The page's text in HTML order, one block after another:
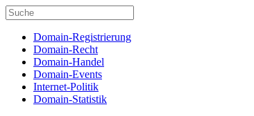
Domain-Registrierung
Domain-Recht
Domain-Handel
Domain-Events
Internet-Politik
Domain-Statistik